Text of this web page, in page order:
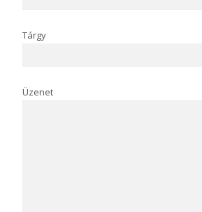
Tárgy
Üzenet